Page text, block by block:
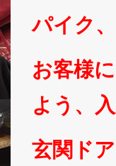
パイク
お客様
よう、
玄関ド